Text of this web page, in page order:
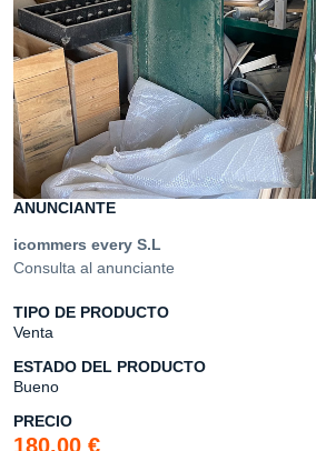
ANUNCIANTE
icommers every S.L
Consulta al anunciante
TIPO DE PRODUCTO
Venta
ESTADO DEL PRODUCTO
Bueno
PRECIO
180,00 €